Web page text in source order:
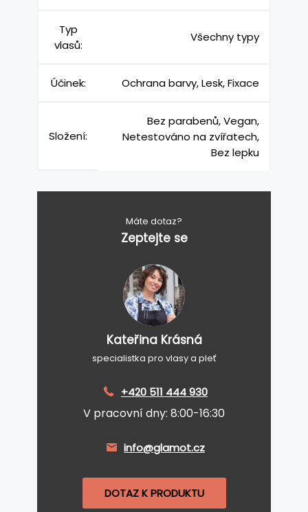
Typ
vlasů:
Všechny typy
Účinek: Ochrana barvy, Lesk, Fixace
Složení:
Bez parabenů, Vegan,
Netestováno na zvířatech,
Bez lepku
Máte dotaz?
Zeptejte se
Kateřina Krásná
specialistka pro vlasy a pleť
+420 511 444 930
V pracovní dny: 8:00-16:30
info@glamot.cz
DOTAZ K PRODUKTU